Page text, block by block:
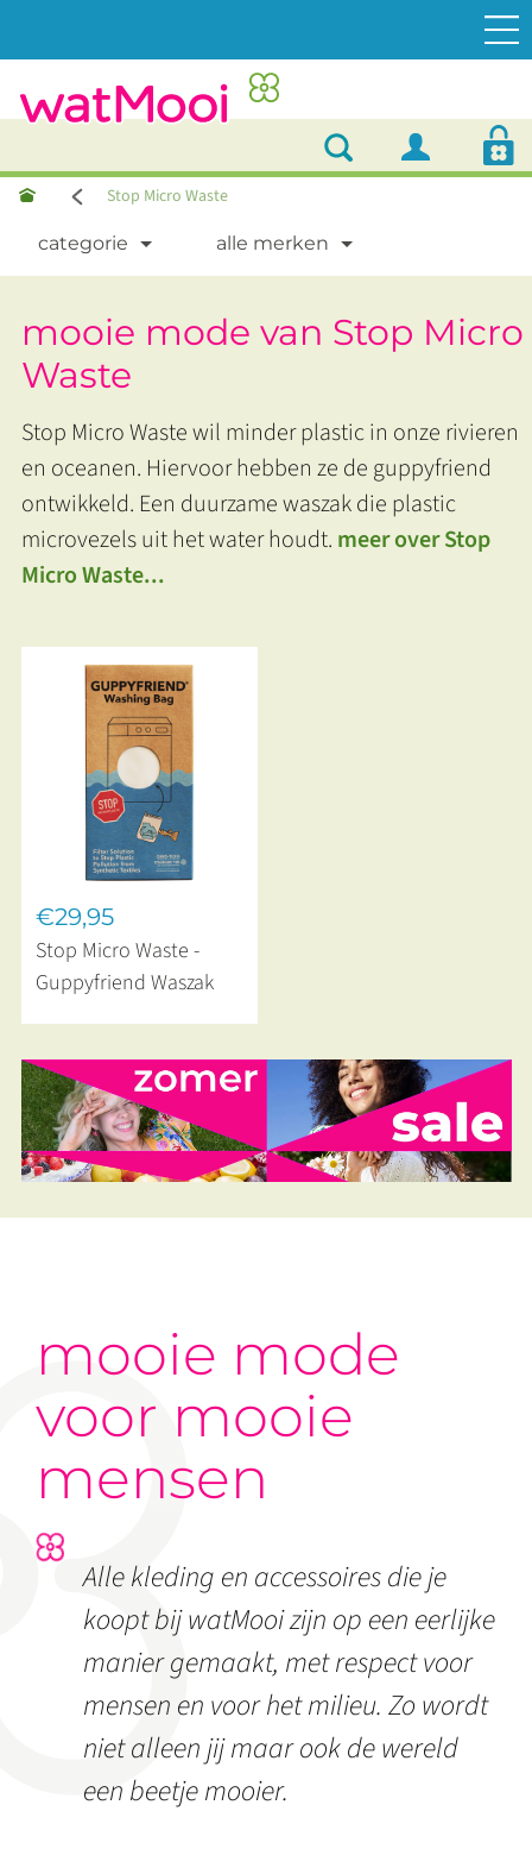
Stop Micro Waste
categorie alle merken
mooie mode van Stop Micro
Waste
Stop Micro Waste wil minder plastic in onze rivieren
en oceanen. Hiervoor hebben ze de guppyfriend
ontwikkeld. Een duurzame waszak die plastic
microvezels uit het water houdt. meer over Stop
Micro Waste...
€29,95
Stop Micro Waste -
Guppyfriend Waszak
mooie mode
voor mooie
mensen
Alle kleding en accessoires die je
koopt bij watMooi zijn op een eerlijke
manier gemaakt, met respect voor
mensen en voor het milieu. Zo wordt
niet alleen jij maar ook de wereld
een beetje mooier.